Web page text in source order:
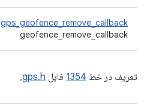
gps_geofence_remove_callback
geofence_remove_callback
تعریف در خط 1354 فایل gps.h.